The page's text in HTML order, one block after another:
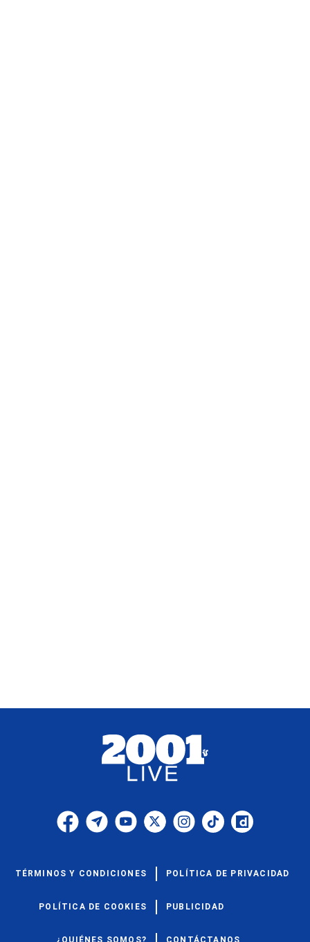
TÉRMINOS Y CONDICIONES POLÍTICA DE PRIVACIDAD
POLÍTICA DE COOKIES PUBLICIDAD
¿QUIÉNES SOMOS? CONTÁCTANOS